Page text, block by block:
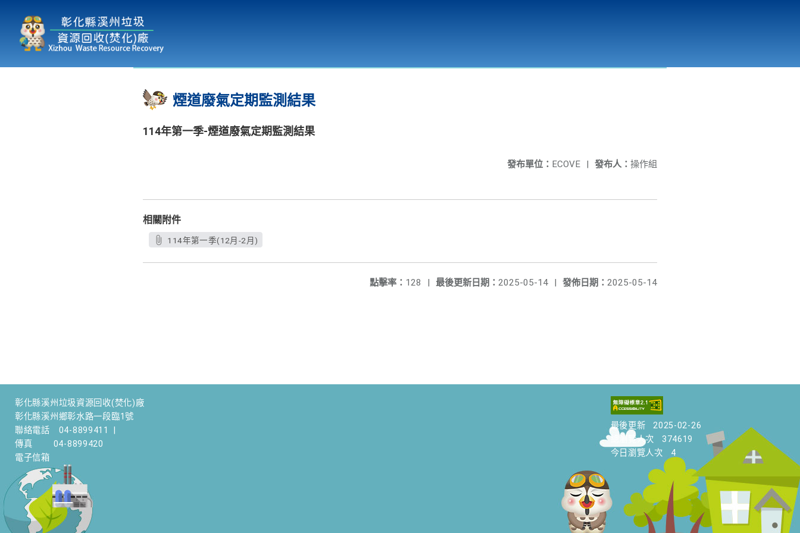
本廠簡介
:::
煙道廢氣定期監測結果
114年第一季-煙道廢氣定期監測結果
發布人： 操作組
發布單位： ECOVE |
相關附件
114年第一季(12月-2月)
發佈日期： 2025-05-14
最後更新日期： 2025-05-14 |
點擊率： 128 |
彰化縣溪州垃圾資源回收(焚化)廠
彰化縣溪州鄉彰水路一段臨1號
聯絡電話
04-8899411
傳真
04-8899420
電子信箱
最後更新
2025-02-26
總瀏覽人次
374619
今日瀏覽人次
4